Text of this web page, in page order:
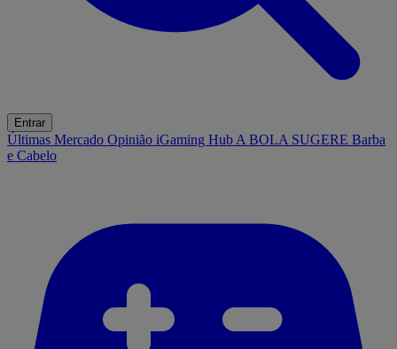
Entrar
Últimas Mercado Opinião iGaming Hub A BOLA SUGERE Barba
e Cabelo